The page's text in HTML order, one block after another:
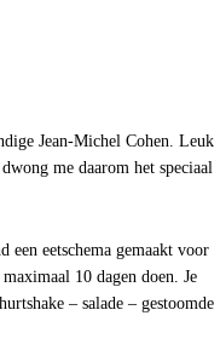
Jean-Michel Cohen. Leuk
me daarom het speciaal
een eetschema gemaakt voor
10 dagen doen. Je
– salade – gestoomde